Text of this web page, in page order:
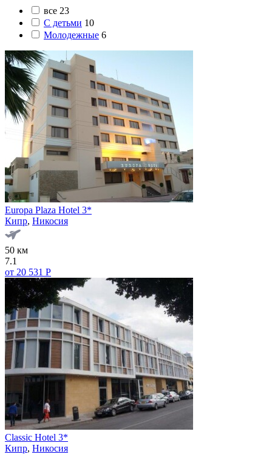
все 23
С детьми 10
Молодежные 6
Europa Plaza Hotel 3*
Кипр, Никосия
50 км
7.1
от 20 531 Р
Classic Hotel 3*
Кипр, Никосия